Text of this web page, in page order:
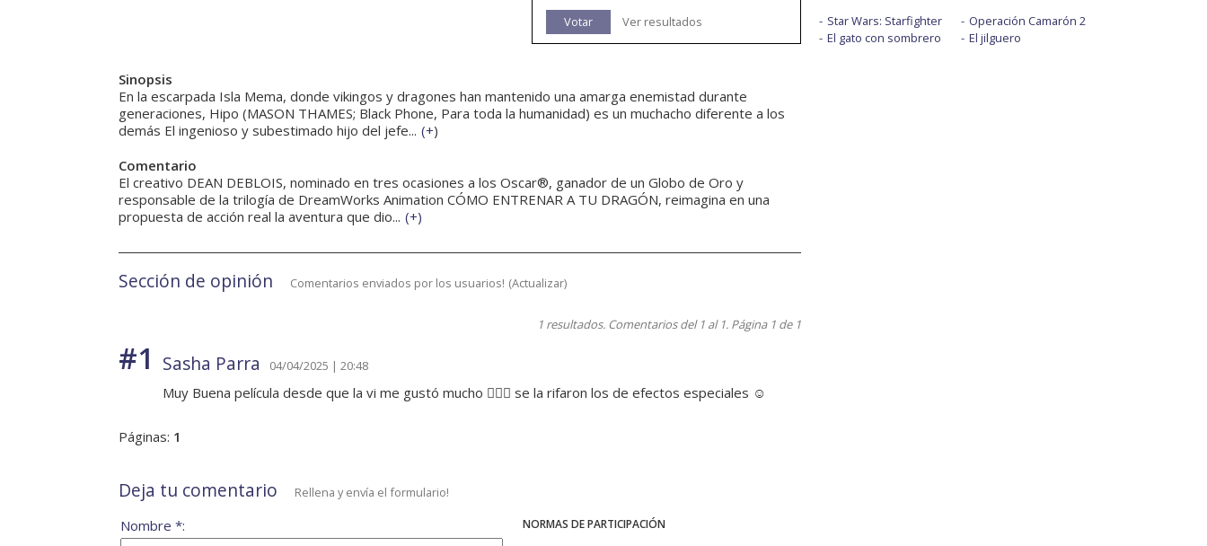
Votar Ver resultados
Sinopsis
En la escarpada Isla Mema, donde vikingos y dragones han mantenido una amarga enemistad durante
generaciones, Hipo (MASON THAMES; Black Phone, Para toda la humanidad) es un muchacho diferente a los
demás El ingenioso y subestimado hijo del jefe... (+)
Comentario
El creativo DEAN DEBLOIS, nominado en tres ocasiones a los Oscar®, ganador de un Globo de Oro y
responsable de la trilogía de DreamWorks Animation CÓMO ENTRENAR A TU DRAGÓN, reimagina en una
propuesta de acción real la aventura que dio... (+)
Sección de opinión Comentarios enviados por los usuarios! (Actualizar)
1 resultados. Comentarios del 1 al 1. Página 1 de 1
#1 Sasha Parra 04/04/2025 | 20:48
Muy Buena película desde que la vi me gustó mucho 👍🏼😀 se la rifaron los de efectos especiales ☺️
Páginas: 1
Deja tu comentario Rellena y envía el formulario!
NORMAS DE PARTICIPACIÓN
Nombre *:
Star Wars: Starfighter
El gato con sombrero
Operación Camarón 2
El jilguero